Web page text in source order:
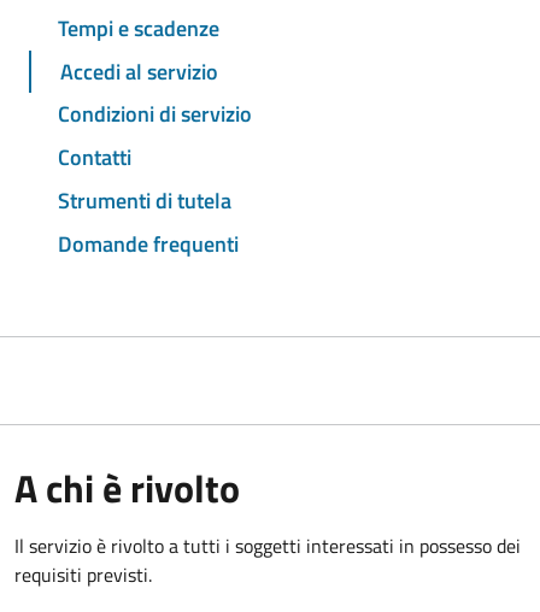
Tempi e scadenze
Accedi al servizio
Condizioni di servizio
Contatti
Strumenti di tutela
Domande frequenti
A chi è rivolto
Il servizio è rivolto a tutti i soggetti interessati in possesso dei
requisiti previsti.